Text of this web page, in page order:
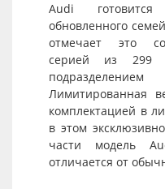
Audi
обновленного
отмечает это
серией из 299
Лимитированная
комплектацией в
в этом
части модель
отличается от